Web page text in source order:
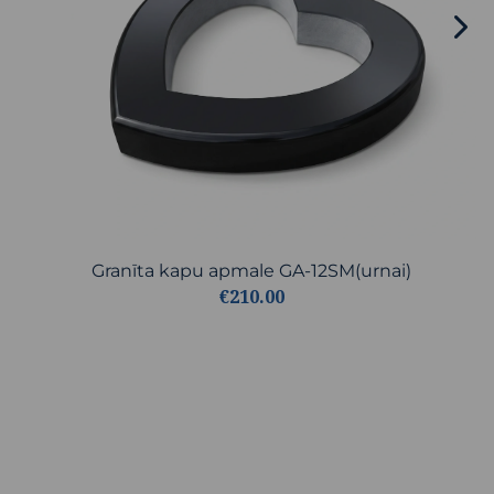
Granīta kapu apmale GA-12SM(urnai)
€210.00